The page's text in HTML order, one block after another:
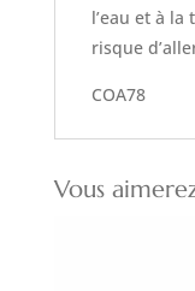
l’eau et à
risque
COA78
Vous